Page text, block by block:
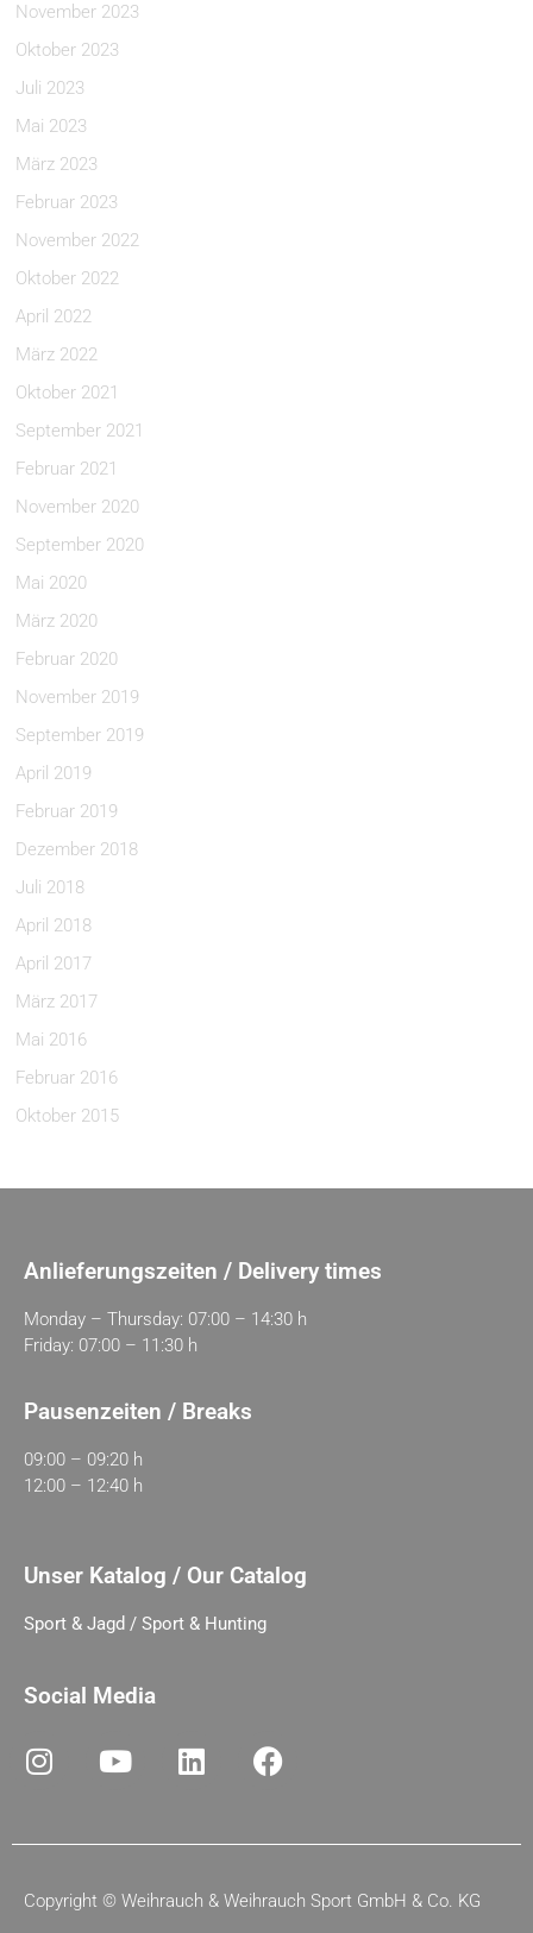
November 2023
Oktober 2023
Juli 2023
Mai 2023
März 2023
Februar 2023
November 2022
Oktober 2022
April 2022
März 2022
Oktober 2021
September 2021
Februar 2021
November 2020
September 2020
Mai 2020
März 2020
Februar 2020
November 2019
September 2019
April 2019
Februar 2019
Dezember 2018
Juli 2018
April 2018
April 2017
März 2017
Mai 2016
Februar 2016
Oktober 2015
Anlieferungszeiten / Delivery times
Monday – Thursday: 07:00 – 14:30 h
Friday: 07:00 – 11:30 h
Pausenzeiten / Breaks
09:00 – 09:20 h
12:00 – 12:40 h
Unser Katalog / Our Catalog
Sport & Jagd / Sport & Hunting
Social Media
Copyright © Weihrauch & Weihrauch Sport GmbH & Co. KG